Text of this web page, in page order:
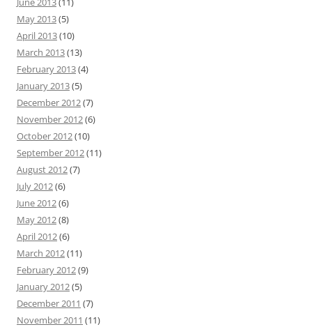
May 2013(5)
April 2013(10)
March 2013(13)
February 2013(4)
January 2013(5)
December 2012(7)
November 2012(6)
October 2012(10)
September 2012(11)
August 2012(7)
July 2012(6)
June 2012(6)
May 2012(8)
April 2012(6)
March 2012(11)
February 2012(9)
January 2012(5)
December 2011 (7)
November 2011 (11)